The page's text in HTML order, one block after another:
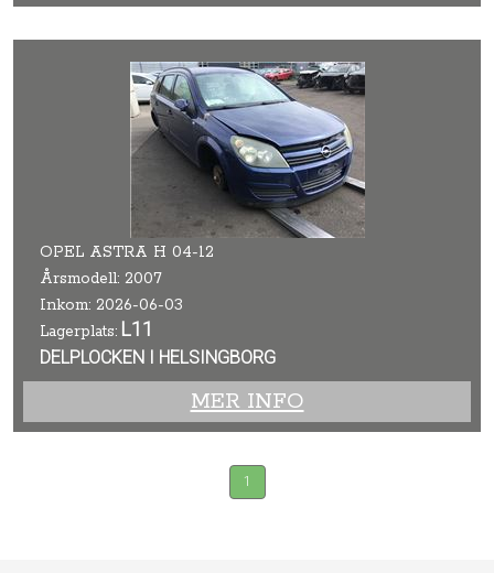
OPEL ASTRA H 04-12
Årsmodell: 2007
Inkom: 2026-06-03
Lagerplats: L11
DELPLOCKEN I HELSINGBORG
MER INFO
1